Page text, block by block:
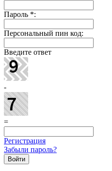
Пароль *:
Персональный пин код:
Введите ответ
-
=
Регистрация
Забыли пароль?